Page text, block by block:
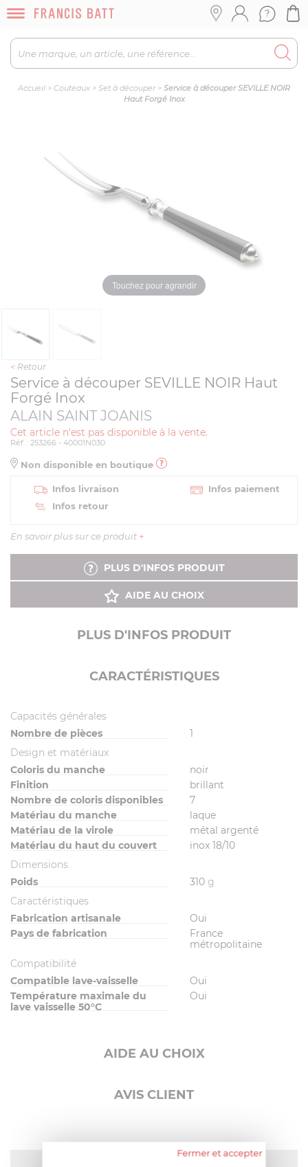
Accueil > Couteaux > Set à découper> Service à découper SEVILLE NOIR
Haut Forgé Inox
Touchez pour agrandir
< Retour
Service à découper SEVILLE NOIR Haut
Forgé Inox
ALAIN SAINT JOANIS
Cet article n'est pas disponible à la vente.
Réf. : 253266 - 40001N030
Non disponible en boutique
Infos livraison
Infos paiement
Infos retour
En savoir plus sur ce produit +
PLUS D'INFOS PRODUIT
AIDE AU CHOIX
PLUS D'INFOS PRODUIT
CARACTÉRISTIQUES
Capacités générales
Nombre de pièces
1
Design et matériaux
Coloris du manche
noir
Finition
brillant
Nombre de coloris disponibles
7
Matériau du manche
laque
Matériau de la virole
métal argenté
Matériau du haut du couvert
inox 18/10
Dimensions
Poids
310 g
Caractéristiques
Fabrication artisanale
Oui
Pays de fabrication
France
métropolitaine
Compatibilité
Compatible lave-vaisselle
Oui
Température maximale du
lave vaisselle 50°C
Oui
AIDE AU CHOIX
AVIS CLIENT
Fermer et accepter